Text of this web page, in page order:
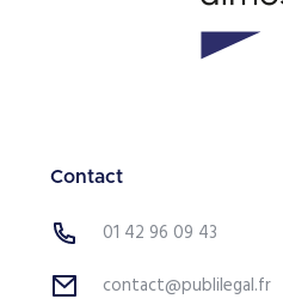
Contact
01 42 96 09 43
contact@publilegal.fr